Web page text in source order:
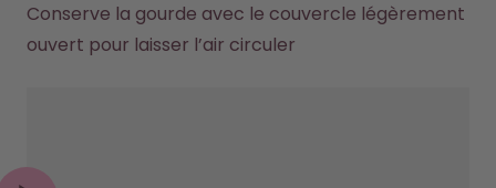
Conserve la gourde avec le couvercle légèrement
ouvert pour laisser l’air circuler